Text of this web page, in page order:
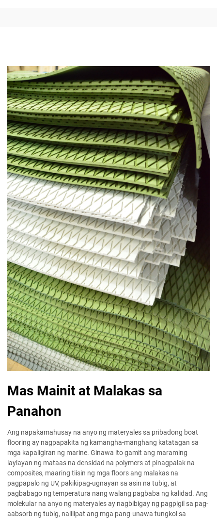
Mas Mainit at Malakas sa
Panahon
Ang napakamahusay na anyo ng materyales sa pribadong boat
flooring ay nagpapakita ng kamangha-manghang katatagan sa
mga kapaligiran ng marine. Ginawa ito gamit ang maraming
laylayan ng mataas na densidad na polymers at pinagpalak na
composites, maaring tiisin ng mga floors ang malakas na
pagpapalo ng UV, pakikipag-ugnayan sa asin na tubig, at
pagbabago ng temperatura nang walang pagbaba ng kalidad. Ang
molekular na anyo ng materyales ay nagbibigay ng pagpigil sa pag-
aabsorb ng tubig, nalilipat ang mga pang-unawa tungkol sa